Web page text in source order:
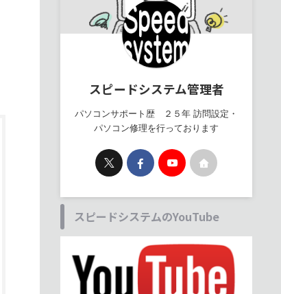
スピードシステム管理者
パソコンサポート歴 ２５年 訪問設定・
パソコン修理を行っております
スピードシステムのYouTube